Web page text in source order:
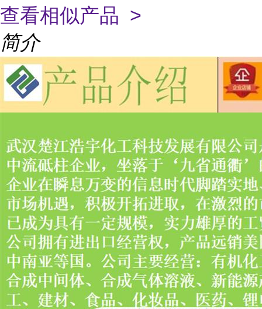
查看相似产品 >
简介